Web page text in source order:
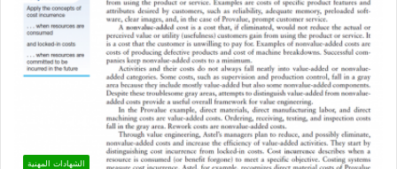
الشهادات المهنية